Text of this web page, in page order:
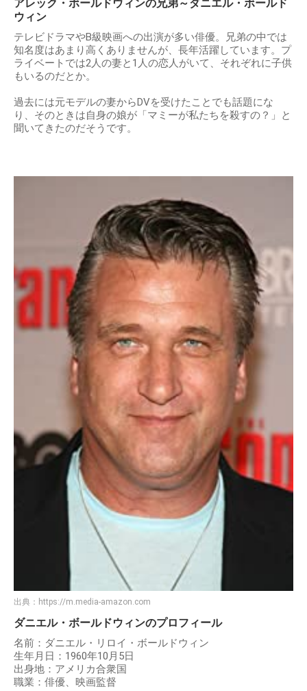
アレック・ボールドウィンの兄弟～ダニエル・ボールド
ウィン
テレビドラマやB級映画への出演が多い俳優。兄弟の中では
知名度はあまり高くありませんが、長年活躍しています。プ
ライベートでは2人の妻と1人の恋人がいて、それぞれに子供
もいるのだとか。
過去には元モデルの妻からDVを受けたことでも話題にな
り、そのときは自身の娘が「マミーが私たちを殺すの？」と
聞いてきたのだそうです。
出典： https://m.media-amazon.com
ダニエル・ボールドウィンのプロフィール
名前：ダニエル・リロイ・ボールドウィン
生年月日：1960年10月5日
出身地：アメリカ合衆国
職業：俳優、映画監督